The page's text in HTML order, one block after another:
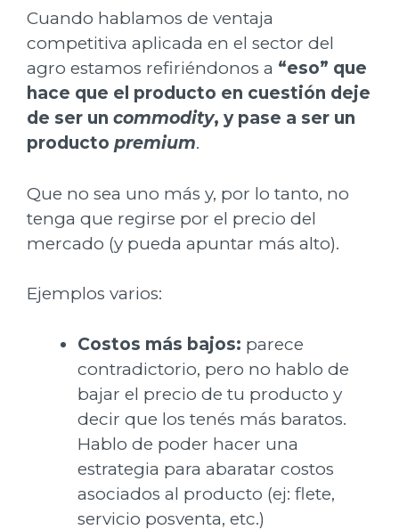
Cuando hablamos de ventaja
competitiva aplicada en el sector del
agro estamos refiriéndonos a “eso” que
hace que el producto en cuestión deje
de ser un commodity, y pase a ser un
producto premium.
Que no sea uno más y, por lo tanto, no
tenga que regirse por el precio del
mercado (y pueda apuntar más alto).
Ejemplos varios:
Costos más bajos: parece
contradictorio, pero no hablo de
bajar el precio de tu producto y
decir que los tenés más baratos.
Hablo de poder hacer una
estrategia para abaratar costos
asociados al producto (ej: flete,
servicio posventa, etc.)